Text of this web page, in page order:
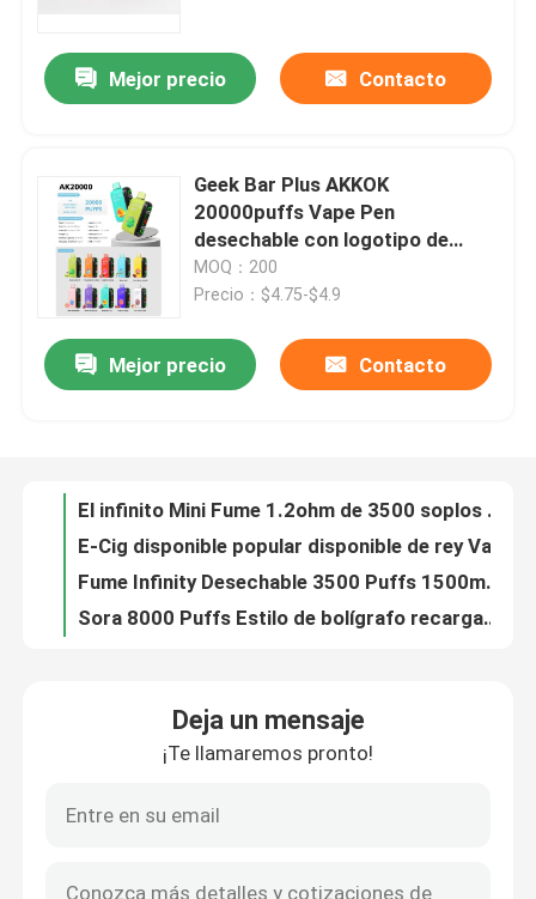
Hogar
Productos
Vídeos
Viaje de la fábrica
Control de calidad
Pluma disponible de Vape
Dispositivo disponible de CBD Vape
Mejor precio Contacto
Geek Bar Plus AKKOK
20000puffs Vape Pen
desechable con logotipo de
impresión en pantalla
MOQ：200
Precio：$4.75-$4.9
Mejor precio Contacto
El infinito Mini Fume 1.2ohm de 3500 soplos pre llenó la nicotina 50mg del sistema Vape de la vaina
1500 Puffs Fume Extra Fresa Sandía Dispositivos de cigarrillos electrónicos 60 gramos
Tipo-c adicional de los Cigs 60gram de los soplos E del mango 1500 del humo recargable
50mg soplo CBD recargable Pen Micro Charging de la nicotina POCO 5000
Pluma de Vape con sabor desechable POCO 5000 950mah con SUS304 Shell
Deja un mensaje
¡Te llamaremos pronto!